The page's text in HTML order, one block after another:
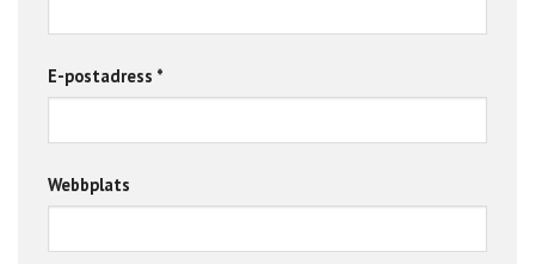
E-postadress *
Webbplats